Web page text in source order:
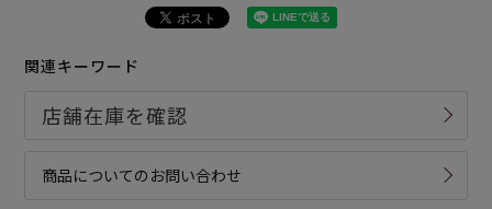
関連キーワード
商品についてのお問い合わせ